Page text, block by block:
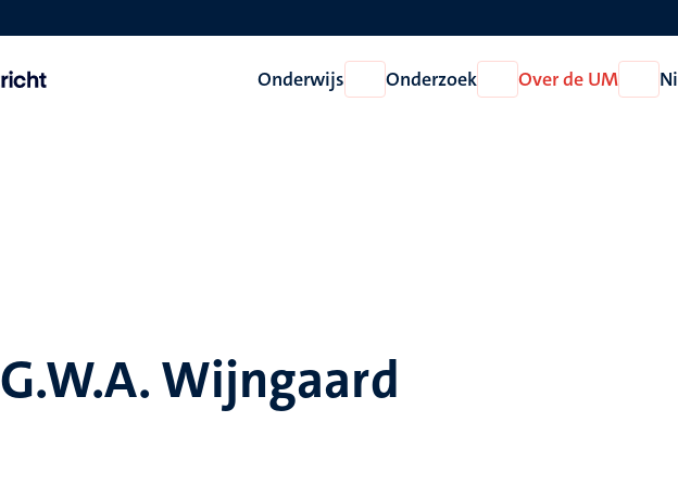
Onderwijs
Open
Onderwijs
Onderzoek
Open
Onderzoek
Over de UM
Open
Over
G.W.A. Wijngaard